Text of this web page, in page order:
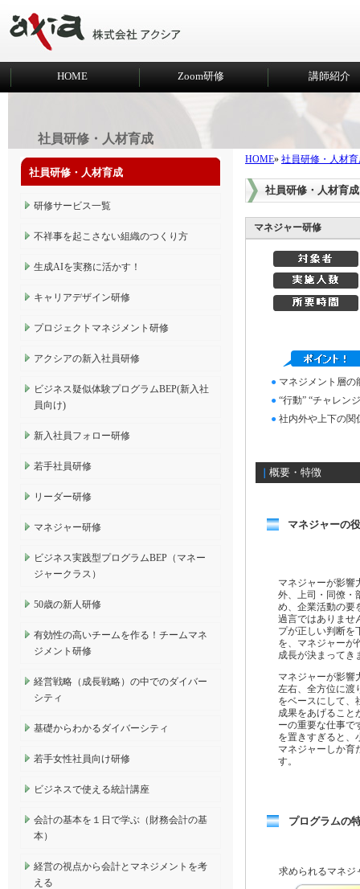
HOME Zoom研修 講師紹介
社員研修・人材育成
HOME» 社員研修・人材
社員研修・人材育成
マネジャー研修
● マネジメント層の
● “行動” “チャレン
● 社内外や上下の関
概要・特徴
マネジャーの
マネジャーが影響
外、上司・同僚・
め、企業活動の要
過言ではありませ
プが正しい判断を
を、マネジャーが
成長が決まってき
マネジャーが影響
左右、全方位に渡
をベースにして、
成果をあげること
ーの重要な仕事で
を置きすぎると、
マネジャーしか育
す。
プログラムの
求められるマネジ
社員研修・人材育成
研修サービス一覧
不祥事を起こさない組織のつくり方
生成AIを実務に活かす！
キャリアデザイン研修
プロジェクトマネジメント研修
アクシアの新入社員研修
ビジネス疑似体験プログラムBEP(新入社
員向け)
新入社員フォロー研修
若手社員研修
リーダー研修
マネジャー研修
ビジネス実践型プログラムBEP（マネー
ジャークラス）
50歳の新人研修
有効性の高いチームを作る！チームマネ
ジメント研修
経営戦略（成長戦略）の中でのダイバー
シティ
基礎からわかるダイバーシティ
若手女性社員向け研修
ビジネスで使える統計講座
会計の基本を１日で学ぶ（財務会計の基
本）
経営の視点から会計とマネジメントを考
える